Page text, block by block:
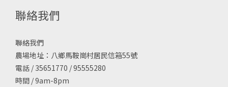
聯絡我們
聯絡我們
農場地址：八鄉馬鞍崗村居民信箱55號
電話 / 35651770 / 95555280
時間 / 9am-8pm